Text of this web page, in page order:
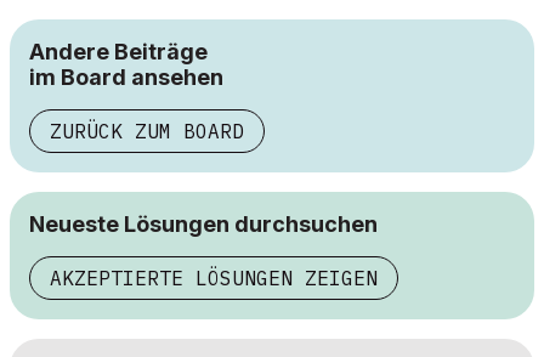
Andere Beiträge
im Board ansehen
ZURÜCK ZUM BOARD
Neueste Lösungen durchsuchen
AKZEPTIERTE LÖSUNGEN ZEIGEN